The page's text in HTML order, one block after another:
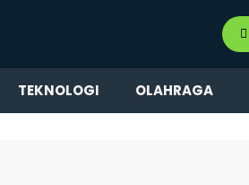
TEKNOLOGI OLAHRAGA